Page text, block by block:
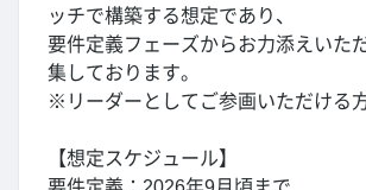
ッチで構築する想定であり、
要件定義フェーズからお力添えいた
集しております。
※リーダーとしてご参画いただける
【想定スケジュール】